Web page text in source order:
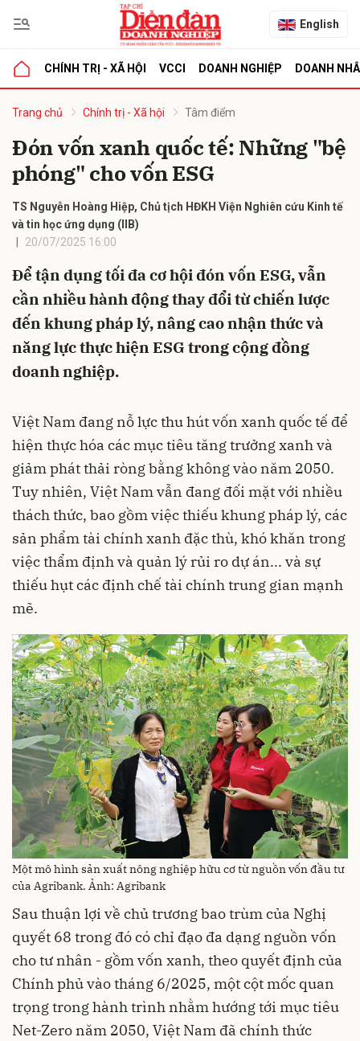
English
CHÍNH TRỊ - XÃ HỘI VCCI DOANH NGHIỆP DOANH
Trang chủ Chính trị - Xã hội Tâm điểm
Đón vốn xanh quốc tế: Những "bệ
phóng" cho vốn ESG
TS Nguyễn Hoàng Hiệp, Chủ tịch HĐKH Viện Nghiên cứu Kinh tế
và tin học ứng dụng (IIB)
20/07/2025 16:00
Để tận dụng tối đa cơ hội đón vốn ESG, vẫn
cần nhiều hành động thay đổi từ chiến lược
đến khung pháp lý, nâng cao nhận thức và
năng lực thực hiện ESG trong cộng đồng
doanh nghiệp.
Việt Nam đang nỗ lực thu hút vốn xanh quốc tế để
hiện thực hóa các mục tiêu tăng trưởng xanh và
giảm phát thải ròng bằng không vào năm 2050.
Tuy nhiên, Việt Nam vẫn đang đối mặt với nhiều
thách thức, bao gồm việc thiếu khung pháp lý, các
sản phẩm tài chính xanh đặc thù, khó khăn trong
việc thẩm định và quản lý rủi ro dự án... và sự
thiếu hụt các định chế tài chính trung gian mạnh
mẽ.
Một mô hình sản xuất nông nghiệp hữu cơ từ nguồn vốn đầu tư
của Agribank. Ảnh: Agribank
Sau thuận lợi về chủ trương bao trùm của Nghị
quyết 68 trong đó có chỉ đạo đa dạng nguồn vốn
cho tư nhân - gồm vốn xanh, theo quyết định của
Chính phủ vào tháng 6/2025, một cột mốc quan
trọng trong hành trình nhằm hướng tới mục tiêu
Net-Zero năm 2050, Việt Nam đã chính thức
luận
Hủy